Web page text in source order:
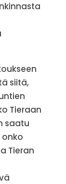
siitä,
Tieraan
saatu
onko
Tieran